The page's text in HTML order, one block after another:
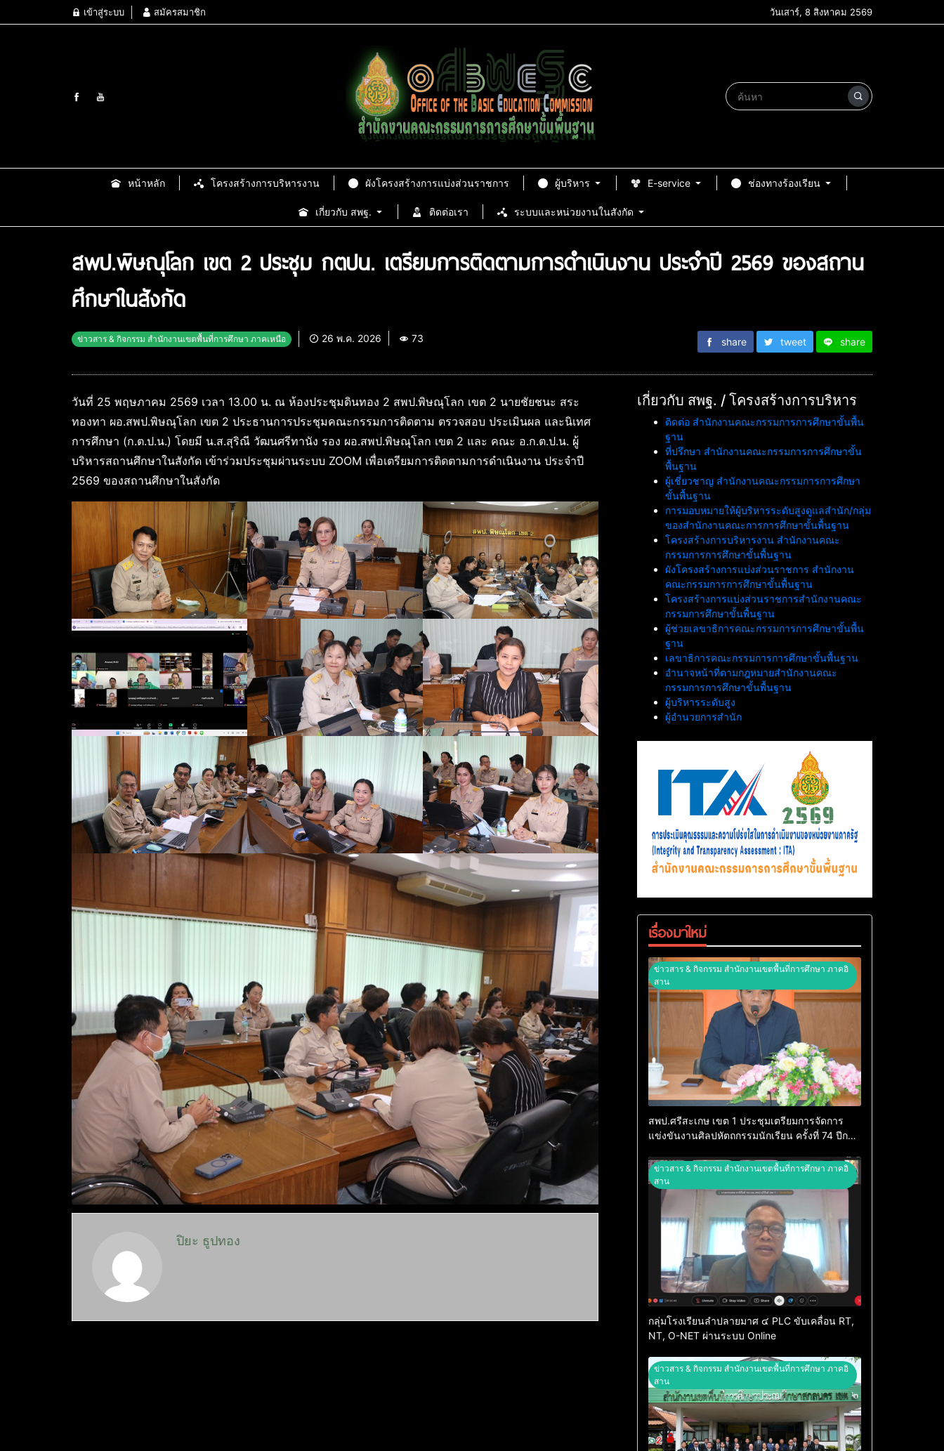
เข้าสู่ระบบ สมัครสมาชิก วันเสาร์, 8 สิงหาคม 2569
หน้าหลัก โครงสร้างการบริหารงาน ผังโครงสร้างการแบ่งส่วนราชการ ผู้บริหาร E-service ช่องทางร้องเรียน
เกี่ยวกับ สพฐ. ติดต่อเรา ระบบและหน่วยงานในสังกัด
สพป.พิษณุโลก เขต 2 ประชุม กตปน. เตรียมการติดตามการดำเนินงาน ประจำปี 2569 ของสถาน
ศึกษาในสังกัด
ข่าวสาร & กิจกรรม สำนักงานเขตพื้นที่การศึกษา ภาคเหนือ 26 พ.ค. 2026 73 share tweet share
วันที่ 25 พฤษภาคม 2569 เวลา 13.00 น. ณ ห้องประชุมดินทอง 2 สพป.พิษณุโลก เขต 2 นายชัยชนะ สระ
ทองทา ผอ.สพป.พิษณุโลก เขต 2 ประธานการประชุมคณะกรรมการติดตาม ตรวจสอบ ประเมินผล และนิเทศ
การศึกษา (ก.ต.ป.น.) โดยมี น.ส.สุริณี วัฒนศรีทานัง รอง ผอ.สพป.พิษณุโลก เขต 2 และ คณะ อ.ก.ต.ป.น. ผู้
บริหารสถานศึกษาในสังกัด เข้าร่วมประชุมผ่านระบบ ZOOM เพื่อเตรียมการติดตามการดำเนินงาน ประจำปี
2569 ของสถานศึกษาในสังกัด
ปิยะ ธูปทอง
เกี่ยวกับ สพฐ. / โครงสร้างการบริหาร
ติดต่อ สำนักงานคณะกรรมการการศึกษาขั้นพื้น
ฐาน
ที่ปรึกษา สำนักงานคณะกรรมการการศึกษาขั้น
พื้นฐาน
ผู้เชี่ยวชาญ สำนักงานคณะกรรมการการศึกษา
ขั้นพื้นฐาน
การมอบหมายให้ผู้บริหารระดับสูงดูแลสำนัก/กลุ่ม
ของสำนักงานคณะการการศึกษาขั้นพื้นฐาน
โครงสร้างการบริหารงาน สำนักงานคณะ
กรรมการการศึกษาขั้นพื้นฐาน
ผังโครงสร้างการแบ่งส่วนราชการ สำนักงาน
คณะกรรมการการศึกษาขั้นพื้นฐาน
โครงสร้างการแบ่งส่วนราชการสำนักงานคณะ
กรรมการศึกษาขั้นพื้นฐาน
ผู้ช่วยเลขาธิการคณะกรรมการการศึกษาขั้นพื้น
ฐาน
เลขาธิการคณะกรรมการการศึกษาขั้นพื้นฐาน
อำนาจหน้าที่ตามกฎหมายสำนักงานคณะ
กรรมการการศึกษาขั้นพื้นฐาน
ผู้บริหารระดับสูง
ผู้อำนวยการสำนัก
เรื่องมาใหม่
ข่าวสาร & กิจกรรม สำนักงานเขตพื้นที่การศึกษา ภาคอิ
สาน
สพป.ศรีสะเกษ เขต 1 ประชุมเตรียมการจัดการ
แข่งขันงานศิลปหัตถกรรมนักเรียน ครั้งที่ 74 ปีการ
ข่าวสาร & กิจกรรม สำนักงานเขตพื้นที่การศึกษา ภาคอิ
สาน
กลุ่มโรงเรียนลำปลายมาศ ๔ PLC ขับเคลื่อน RT,
NT, O-NET ผ่านระบบ Online
ข่าวสาร & กิจกรรม สำนักงานเขตพื้นที่การศึกษา ภาคอิ
สาน